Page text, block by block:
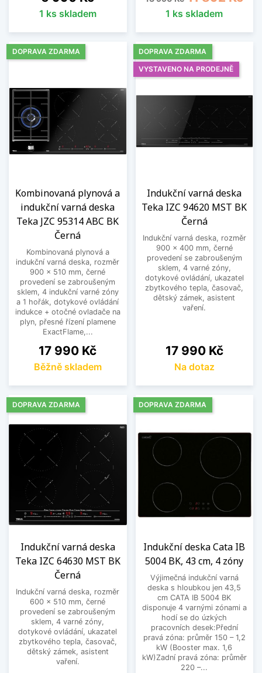
1 ks skladem 1 ks skladem
Kombinovaná plynová a
indukční varná deska
Teka JZC 95314 ABC BK
Černá
Kombinovaná plynová a
indukční varná deska, rozměr
900 x 510 mm, černé
provedení se zabroušeným
sklem, 4 indukční varné zóny
a 1 hořák, dotykové ovládání
indukce + otočné ovladače na
plyn, přesné řízení plamene
ExactFlame,...
Cena
17 990 Kč
Běžně skladem
DOPRAVA ZDARMA
Indukční varná deska
Teka IZC 94620 MST BK
Černá
Indukční varná deska, rozměr
900 x 400 mm, černé
provedení se zabroušeným
sklem, 4 varné zóny,
dotykové ovládání, ukazatel
zbytkového tepla, časovač,
dětský zámek, asistent
vaření.
Cena
17 990 Kč
Na dotaz
DOPRAVA ZDARMA
VYSTAVENO NA PRODEJNĚ
Indukční varná deska
Teka IZC 64630 MST BK
Černá
Indukční varná deska, rozměr
600 x 510 mm, černé
provedení se zabroušeným
sklem, 4 varné zóny,
dotykové ovládání, ukazatel
zbytkového tepla, časovač,
dětský zámek, asistent
vaření.
DOPRAVA ZDARMA
Indukční deska Cata IB
5004 BK, 43 cm, 4 zóny
Výjimečná indukční varná
deska s hloubkou jen 43,5
cm CATA IB 5004 BK
disponuje 4 varnými zónami a
hodí se do úzkých
pracovních desek:Přední
pravá zóna: průměr 150 – 1,2
kW (Booster max. 1,6
kW)Zadní pravá zóna: průměr
220 –...
DOPRAVA ZDARMA